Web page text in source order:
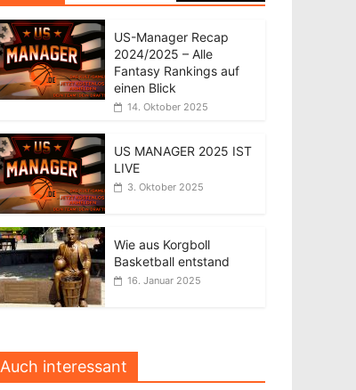
US-Manager Recap
2024/2025 – Alle
Fantasy Rankings auf
einen Blick
14. Oktober 2025
US MANAGER 2025 IST
LIVE
3. Oktober 2025
Wie aus Korgboll
Basketball entstand
16. Januar 2025
Auch interessant